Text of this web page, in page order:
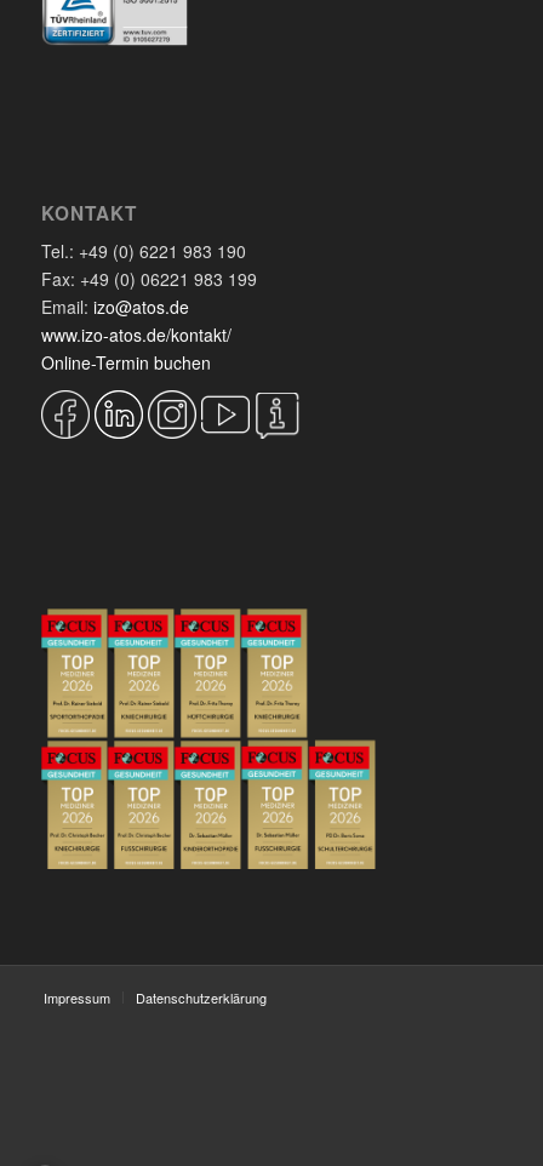
KONTAKT
Tel.: +49 (0) 6221 983 190
Fax: +49 (0) 06221 983 199
Email: izo@atos.de
www.izo-atos.de/kontakt/
Online-Termin buchen
Impressum Datenschutzerklärung